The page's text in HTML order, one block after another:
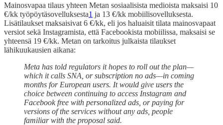
Mainosvapaa tilaus yhteen Metan sosiaalisista medioista maksaisi 10
€/kk työpöytäsovelluksesta1 ja 13 €/kk mobiilisovelluksesta.
Lisätilaukset maksaisivat 6 €/kk, eli jos haluaisit tilata mainosvapaat
versiot sekä Instagramista, että Facebookista mobiilissa, maksaisi se
yhteensä 19 €/kk. Metan on tarkoitus julkaista tilaukset
lähikuukausien aikana:
Meta has told regulators it hopes to roll out the plan—
which it calls SNA, or subscription no ads—in coming
months for European users. It would give users the
choice between continuing to access Instagram and
Facebook free with personalized ads, or paying for
versions of the services without any ads, people
familiar with the proposal said.